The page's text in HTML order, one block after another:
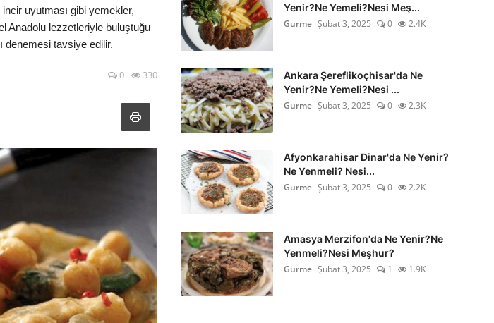
uyutması gibi yemekler,
Anadolu lezzetleriyle buluştuğu
denemesi tavsiye edilir.
0 330
Yenir?Ne Yemeli?Nesi Meş...
Gurme Şubat 3, 2025 0 2.4K
Ankara Şereflikoçhisar'da Ne
Yenir?Ne Yemeli?Nesi ...
Gurme Şubat 3, 2025 0 2.3K
Afyonkarahisar Dinar'da Ne Yenir?
Ne Yenmeli? Nesi...
Gurme Şubat 3, 2025 0 2.2K
Amasya Merzifon'da Ne Yenir?Ne
Yenmeli?Nesi Meşhur?
Gurme Şubat 3, 2025 1 1.9K